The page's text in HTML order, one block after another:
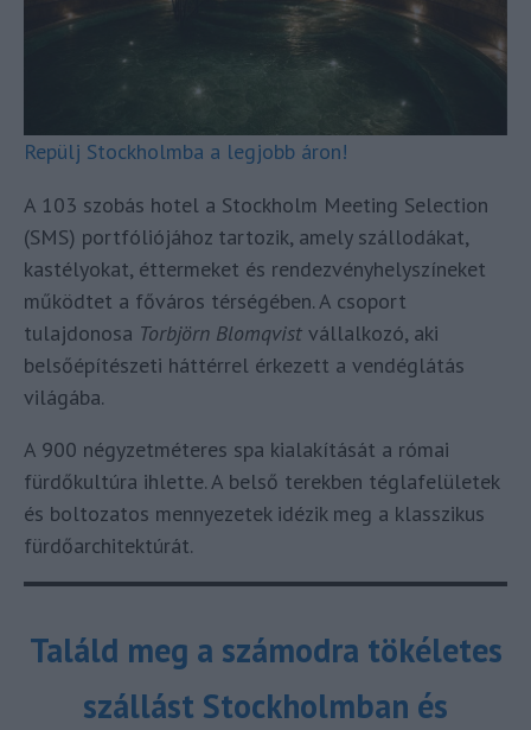
Repülj Stockholmba a legjobb áron!
A 103 szobás hotel a Stockholm Meeting Selection
(SMS) portfóliójához tartozik, amely szállodákat,
kastélyokat, éttermeket és rendezvényhelyszíneket
működtet a főváros térségében. A csoport
tulajdonosa Torbjörn Blomqvist vállalkozó, aki
belsőépítészeti háttérrel érkezett a vendéglátás
világába.
A 900 négyzetméteres spa kialakítását a római
fürdőkultúra ihlette. A belső terekben téglafelületek
és boltozatos mennyezetek idézik meg a klasszikus
fürdőarchitektúrát.
Találd meg a számodra tökéletes
szállást Stockholmban és